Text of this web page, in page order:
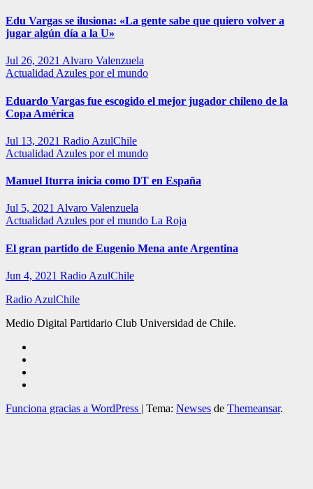
Edu Vargas se ilusiona: «La gente sabe que quiero volver a
jugar algún día a la U»
Jul 26, 2021 Alvaro Valenzuela
Actualidad Azules por el mundo
Eduardo Vargas fue escogido el mejor jugador chileno de la
Copa América
Jul 13, 2021 Radio AzulChile
Actualidad Azules por el mundo
Manuel Iturra inicia como DT en España
Jul 5, 2021 Alvaro Valenzuela
Actualidad Azules por el mundo La Roja
El gran partido de Eugenio Mena ante Argentina
Jun 4, 2021 Radio AzulChile
Radio AzulChile
Medio Digital Partidario Club Universidad de Chile.
Funciona gracias a WordPress | Tema: Newses de Themeansar.